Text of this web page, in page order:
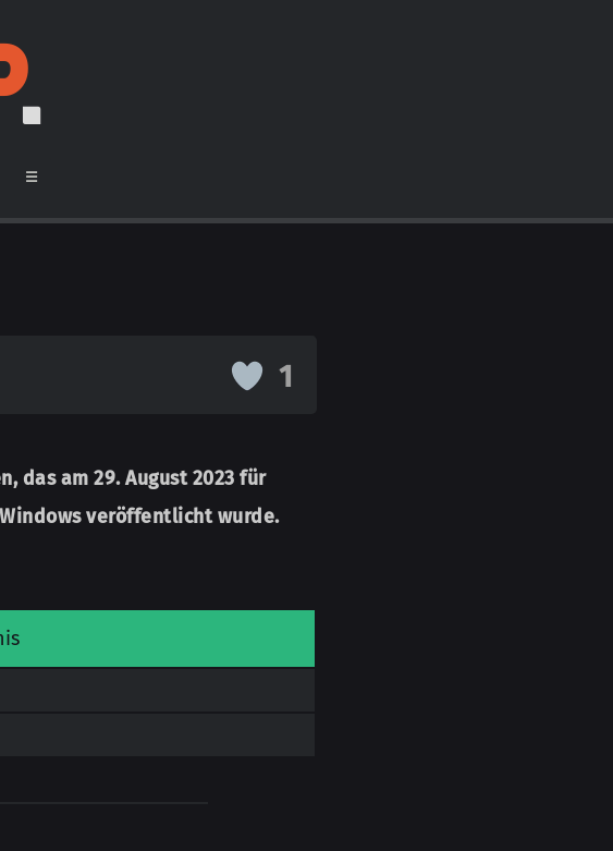
.
☰
1
das am 29. August 2023 für
ver­­öffentlicht wurde.